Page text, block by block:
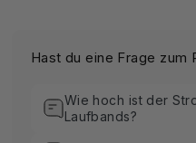
Hast du eine Frage zum
Wie hoch ist der
Laufbands?